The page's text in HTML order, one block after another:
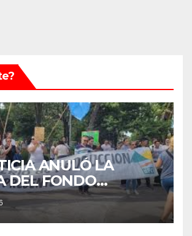
ANULÓ LA
DEL FONDO
A EMPLEADOS DE
DE LA
DEL CHACO